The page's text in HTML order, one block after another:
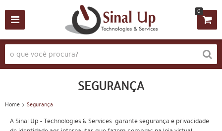
0
SEGURANÇA
Home Segurança
A Sinal Up - Technologies & Services garante segurança e privacidade